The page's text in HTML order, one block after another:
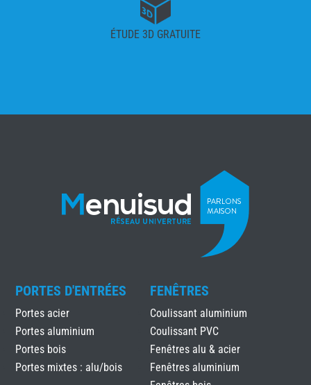
ÉTUDE 3D GRATUITE
PORTES D'ENTRÉES
Portes acier
Portes aluminium
Portes bois
Portes mixtes : alu/bois
FENÊTRES
Coulissant aluminium
Coulissant PVC
Fenêtres alu & acier
Fenêtres aluminium